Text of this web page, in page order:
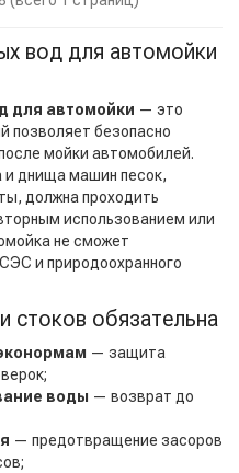
вод для автомойки
для автомойки — это
позволяет безопасно
мойки автомобилей.
и днища машин песок,
должна проходить
использованием или
не сможет
и природоохранного
стоков обязательна
— защита
воды — возврат до
— предотвращение засоров